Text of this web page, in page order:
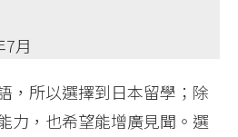
7月
，所以選擇到日本留學；除
力，也希望能增廣見聞。選